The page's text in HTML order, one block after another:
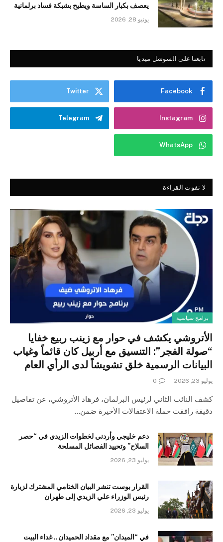
يعصف بكبار الساسة ويطيح بشبكة فساد برلمانية
يونيو 28, 2026
تابعنا على السوشل ميديا
Facebook
Twitter
Instagram
Telegram
WhatsApp
لا تفوت القراءة
برامج سياسية
الأتروشي يكشف في حوار مع زينب ربيع خفايا
“صولة الفجر”: التنسيق مع أربيل كان قائماً وغياب
البيانات الرسمية خلق تشويشاً لدى الرأي العام
يوليو 23, 2026 0
كشف النائب الثاني لرئيس البرلمان، فرهاد الأتروشي، عن تفاصيل
دقيقة رافقت حملة الاعتقالات الأخيرة ضمن…
دعم خليجي وأردني لخطوات الزيدي في “حصر
السلاح” وتحييد الفصائل المسلحة
يوليو 23, 2026
القرار بوست تنشر البيان الختامي المشترك لزيارة
رئيس الوزراء علي الزيدي إلى طهران
يوليو 23, 2026
في “الميدان” مع مقداد الحميدان.. غداء البيت